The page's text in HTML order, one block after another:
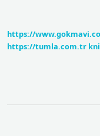
https://
https://tumla.com.tr